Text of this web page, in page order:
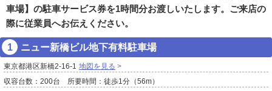
車場】の駐車サービス券を1時間分お渡しいたします。ご来店の
際に従業員へお伝えください。
ニュー新橋ビル地下有料駐車場
東京都港区新橋2-16-1 地図を見る
収容台数：200台 所要時間：徒歩1分（56m）